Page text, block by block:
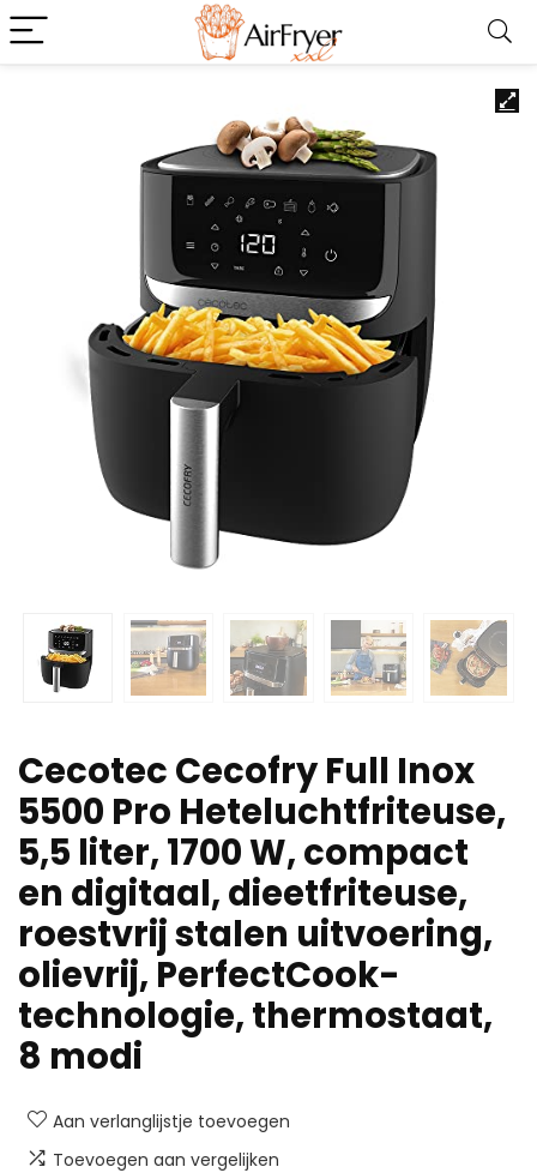
Cecotec Cecofry Full Inox
5500 Pro Heteluchtfriteuse,
5,5 liter, 1700 W, compact
en digitaal, dieetfriteuse,
roestvrij stalen uitvoering,
olievrij, PerfectCook-
technologie, thermostaat,
8 modi
Aan verlanglijstje toevoegen
Toevoegen aan vergelijken